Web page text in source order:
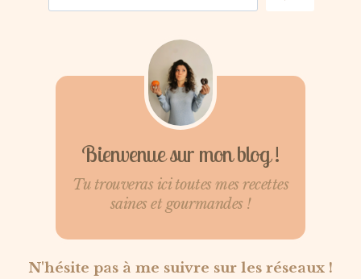
Bienvenue sur mon blog !
Tu trouveras ici toutes mes recettes
saines et gourmandes !
N'hésite pas à me suivre sur les réseaux !